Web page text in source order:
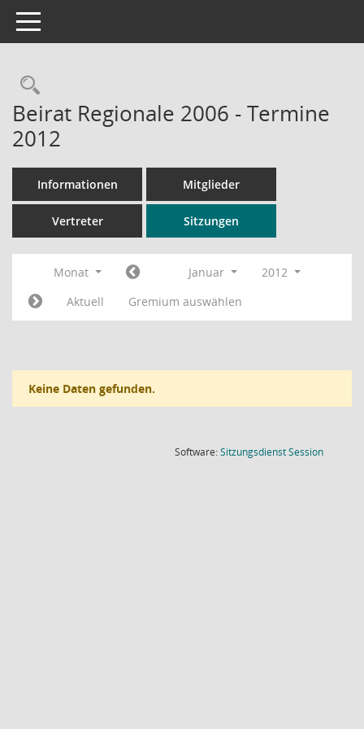
Toggle navigation
Rechercheauswahl
Beirat Regionale 2006 - Termine
2012
Informationen Mitglieder
Vertreter Sitzungen
Monat Januar
2012
Aktuell
Gremium auswählen
Keine Daten gefunden.
Software:SitzungsdienstSession(Wird in